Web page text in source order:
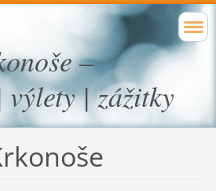
–
| zážitky